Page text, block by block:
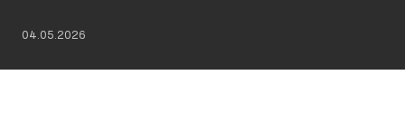
04.05.2026